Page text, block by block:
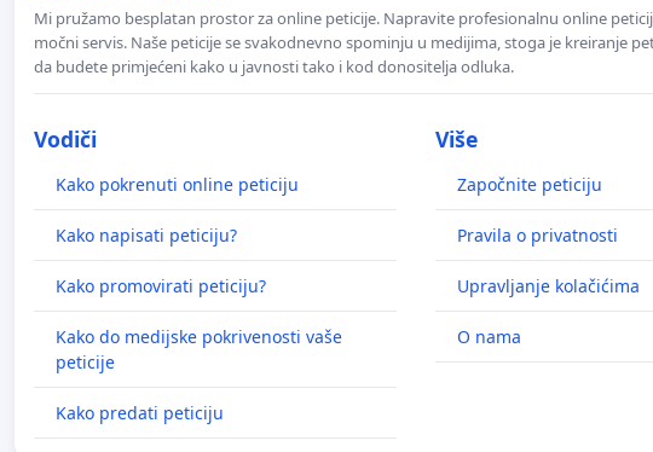
Mi pružamo besplatan prostor za online peticije. Napravite profesionalnu online
močni servis. Naše peticije se svakodnevno spominju u medijima, stoga je kreiranje
da budete primjećeni kako u javnosti tako i kod donositelja odluka.
Vodiči
Kako pokrenuti online peticiju
Kako napisati peticiju?
Kako promovirati peticiju?
Kako do medijske pokrivenosti vaše
peticije
Kako predati peticiju
Više
Započnite peticiju
Pravila o privatnosti
Upravljanje kolačićima
O nama